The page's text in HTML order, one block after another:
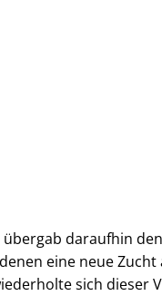
daraufhin
eine neue
sich dieser